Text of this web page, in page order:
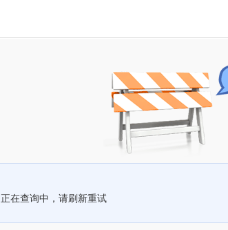
正在查询中，请刷新重试